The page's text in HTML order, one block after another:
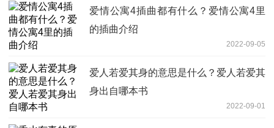
爱情公寓4插曲都有什么？爱情公寓4里
的插曲介绍
2022-09-05
爱人若爱其身的意思是什么？爱人若爱其
身出自哪本书
2022-09-01